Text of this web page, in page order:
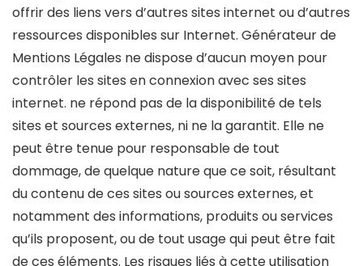
offrir des liens vers d’autres sites internet ou d’autres
ressources disponibles sur Internet. Générateur de
Mentions Légales ne dispose d’aucun moyen pour
contrôler les sites en connexion avec ses sites
internet. ne répond pas de la disponibilité de tels
sites et sources externes, ni ne la garantit. Elle ne
peut être tenue pour responsable de tout
dommage, de quelque nature que ce soit, résultant
du contenu de ces sites ou sources externes, et
notamment des informations, produits ou services
qu’ils proposent, ou de tout usage qui peut être fait
de ces éléments. Les risques liés à cette utilisation